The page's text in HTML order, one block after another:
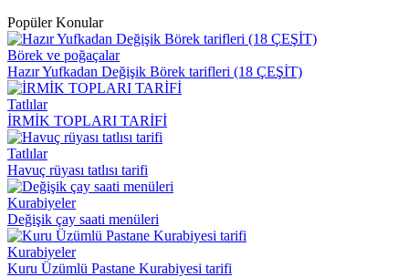
Popüler Konular
Börek ve poğaçalar
Hazır Yufkadan Değişik Börek tarifleri (18 ÇEŞİT)
Tatlılar
İRMİK TOPLARI TARİFİ
Tatlılar
Havuç rüyası tatlısı tarifi
Kurabiyeler
Değişik çay saati menüleri
Kurabiyeler
Kuru Üzümlü Pastane Kurabiyesi tarifi